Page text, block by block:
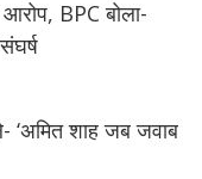
BPC बोला-
‘अमित शाह जब जवाब